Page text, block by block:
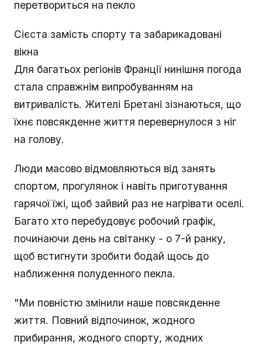
перетвориться на пекло
Сієста замість спорту та забарикадовані
вікна
Для багатьох регіонів Франції нинішня погода
стала справжнім випробуванням на
витривалість. Жителі Бретані зізнаються, що
їхнє повсякденне життя перевернулося з ніг
на голову.
Люди масово відмовляються від занять
спортом, прогулянок і навіть приготування
гарячої їжі, щоб зайвий раз не нагрівати оселі.
Багато хто перебудовує робочий графік,
починаючи день на світанку - о 7-й ранку,
щоб встигнути зробити бодай щось до
наближення полуденного пекла.
"Ми повністю змінили наше повсякденне
життя. Повний відпочинок, жодного
прибирання, жодного спорту, жодних